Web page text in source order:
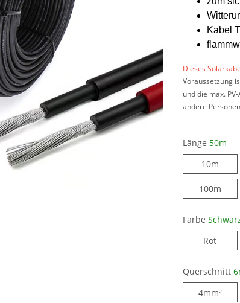
Kabel
Dieses
Voraussetzung
und die max.
andere
Länge 50m
10m
100m
Farbe
Rot
Querschnitt
4mm²